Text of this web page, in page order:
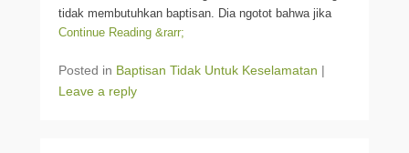
tidak membutuhkan baptisan. Dia ngotot bahwa jika
Continue Reading &rarr;
Posted in Baptisan Tidak Untuk Keselamatan |
Leave a reply